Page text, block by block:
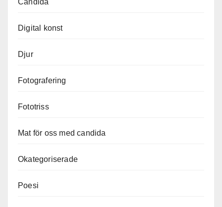
Candida
Digital konst
Djur
Fotografering
Fototriss
Mat för oss med candida
Okategoriserade
Poesi